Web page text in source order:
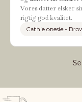
Vores datter elsker
rigtig god kvalitet.
Cathie onesie -